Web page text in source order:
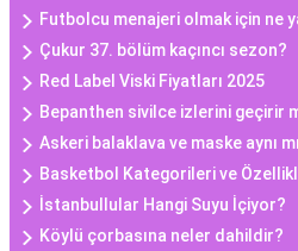
Futbolcu menajeri olmak için ne
Çukur 37. bölüm kaçıncı sezon?
Red Label Viski Fiyatları 2025
Bepanthen sivilce izlerini geçirir
Askeri balaklava ve maske aynı
Basketbol Kategorileri ve
İstanbullular Hangi Suyu İçiyor?
Köylü çorbasına neler dahildir?